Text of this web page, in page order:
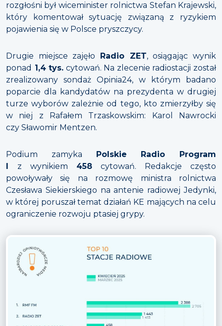
rozgłośni był wiceminister rolnictwa Stefan Krajewski,
który komentował sytuację związaną z ryzykiem
pojawienia się w Polsce pryszczycy.
Drugie miejsce zajęło Radio ZET, osiągając wynik
ponad 1,4tys. cytowań. Na zlecenie radiostacji został
zrealizowany sondaż Opinia24, w którym badano
poparcie dla kandydatów na prezydenta w drugiej
turze wyborów zależnie od tego, kto zmierzyłby się
w niej z Rafałem Trzaskowskim: Karol Nawrocki
czy Sławomir Mentzen.
Podium zamyka
Polskie Radio Program
z wynikiem 458 cytowań. Redakcje często
powoływały się na rozmowę ministra rolnictwa
Czesława Siekierskiego na antenie radiowej Jedynki,
w której poruszał temat działań KE mających na celu
ograniczenie rozwoju ptasiej grypy.